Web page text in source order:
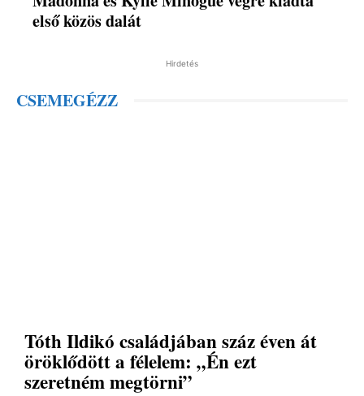
első közös dalát
Hirdetés
CSEMEGÉZZ
Tóth Ildikó családjában száz éven át
öröklődött a félelem: „Én ezt
szeretném megtörni”